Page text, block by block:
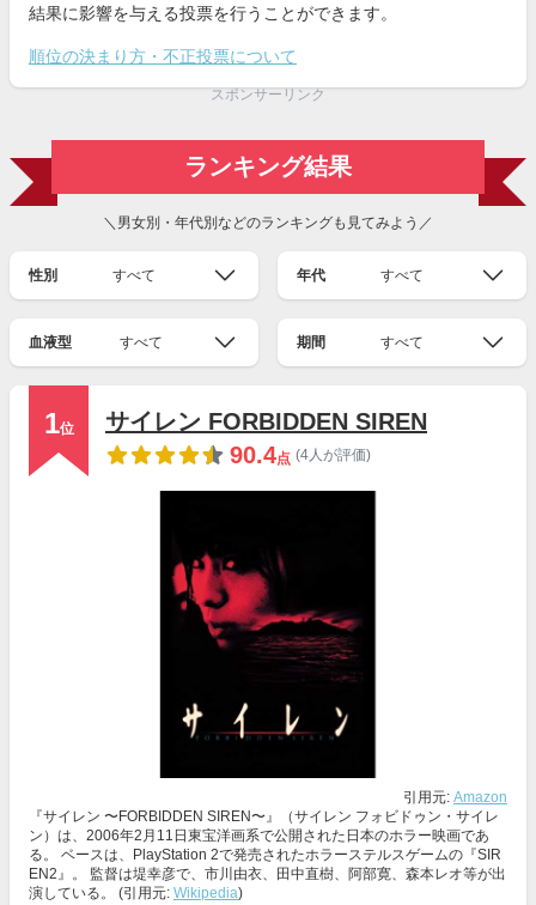
結果に影響を与える投票を行うことができます。
順位の決まり方・不正投票について
スポンサーリンク
ランキング結果
＼男女別・年代別などのランキングも見てみよう／
性別 すべて 年代 すべて
血液型 すべて 期間 すべて
1位
サイレン FORBIDDEN SIREN
90.4点 (4人が評価)
引用元: Amazon
『サイレン 〜FORBIDDEN SIREN〜』（サイレン フォビドゥン・サイレ
ン）は、2006年2月11日東宝洋画系で公開された日本のホラー映画であ
る。 ベースは、PlayStation 2で発売されたホラーステルスゲームの『SIR
EN2』。 監督は堤幸彦で、市川由衣、田中直樹、阿部寛、森本レオ等が出
演している。 (引用元: Wikipedia)